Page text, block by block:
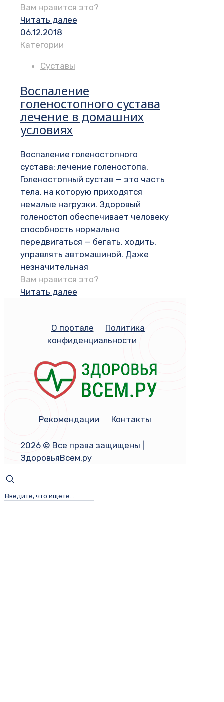
Вам нравится это?
Читать далее
06.12.2018
Категории
Суставы
Воспаление
голеностопного сустава
лечение в домашних
условиях
Воспаление голеностопного
сустава: лечение голеностопа.
Голеностопный сустав — это часть
тела, на которую приходятся
немалые нагрузки. Здоровый
голеностоп обеспечивает человеку
способность нормально
передвигаться — бегать, ходить,
управлять автомашиной. Даже
незначительная
Вам нравится это?
Читать далее
О портале
Политика
конфиденциальности
Рекомендации Контакты
2026 © Все права защищены |
ЗдоровьяВсем.ру